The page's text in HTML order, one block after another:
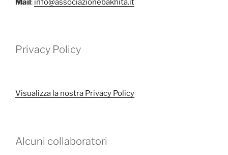
Mail: info@associazionebakhita.it
Privacy Policy
Visualizza la nostra Privacy Policy
Alcuni collaboratori